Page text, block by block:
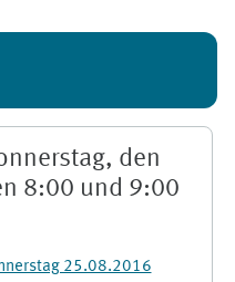
den
8:00 und 9:00
25.08.2016